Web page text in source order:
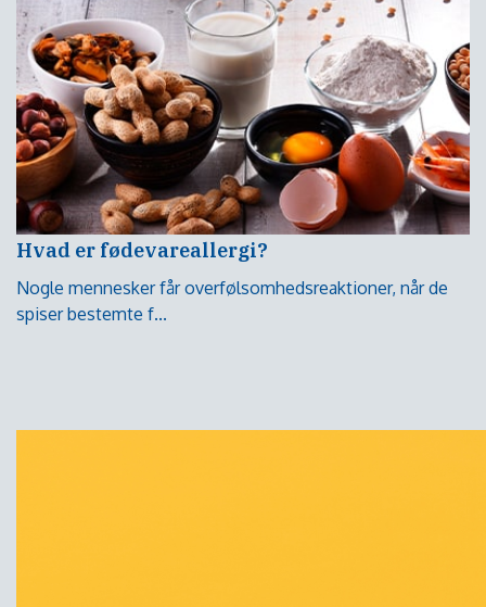
Hvad er fødevareallergi?
Nogle mennesker får overfølsomhedsreaktioner, når de
spiser bestemte f...